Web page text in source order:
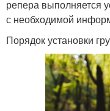
репера выполняется
с необходимой
Порядок установки